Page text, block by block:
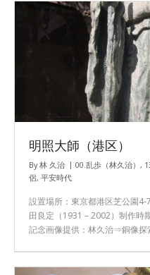
明照大師（港区）
By林 久治 00.乱歩（林久治） ,
侶, 平安時代
設置場所：東京都港区芝公園
田良定（1931 – 2002）制作
記念画像提供：林久治⇒銅像探